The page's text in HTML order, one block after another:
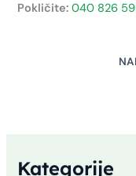
Kategorije
Pokličite: 040 826